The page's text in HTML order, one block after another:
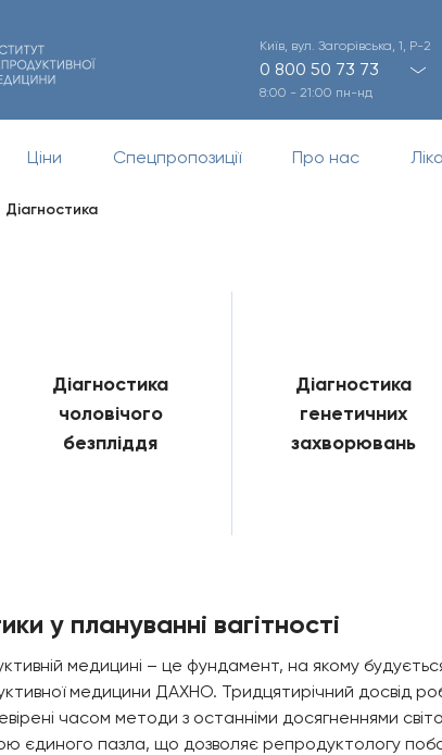
Київ, вул. Загорівська, 1, Р-2
0 800 50 73 73
8:00 - 21:00 пн-нд
Ціни Спецпропозиції Про нас
Діагностика
Діагностика
чоловічого
безпліддя
Діагностика
генетичних
захворювань
у плануванні вагітності
медицині – це фундамент, на якому
медицини ДАХНО. Тридцятирічний досвід
часом методи з останніми досягненнями
пазла, що дозволяє репродуктологу